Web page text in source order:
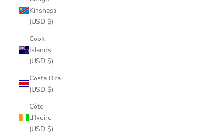
Kinshasa
(USD $)
Cook
Islands
(USD $)
Costa Rica
(USD $)
Côte
d’Ivoire
(USD $)